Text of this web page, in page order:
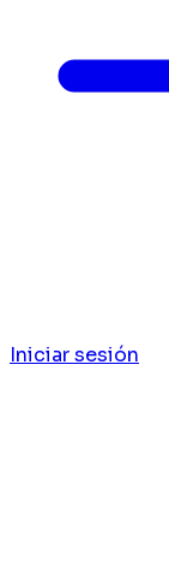
Iniciar sesión